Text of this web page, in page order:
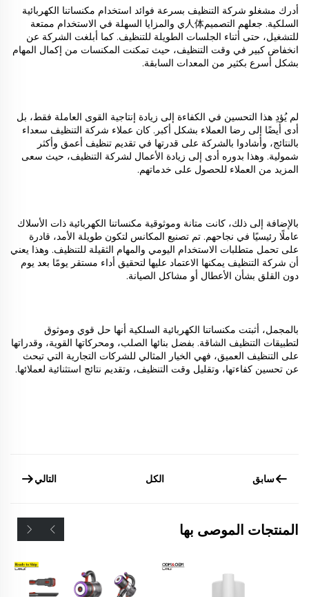
أدرك مشغلو شركة التنظيف بسرعة فوائد استخدام مكنساتنا الكهربائية
السلكية. جعلهم التصميم人体ي والمزايا السهلة في الاستخدام ممتعة
للتشغيل، حتى أثناء الجلسات الطويلة للتنظيف. كما أبلغت الشركة عن
انخفاض كبير في وقت التنظيف، حيث تمكنت المكنسات من إكمال المهام
بشكل أسرع بكثير من المعدات السابقة.
لم يُؤدِ هذا التحسين في الكفاءة إلى زيادة إنتاجية القوى العاملة فقط، بل
أدى أيضًا إلى رضا العملاء بشكل أكبر. كان عملاء شركة التنظيف سعداء
بالنتائج، وأشادوا بالشركة على قدرتها في تقديم تنظيف أعمق وأكثر
شمولية. وهذا بدوره أدى إلى زيادة الأعمال لشركة التنظيف، حيث سعى
المزيد من العملاء للحصول على خدماتهم.
بالإضافة إلى ذلك، كانت متانة وموثوقية مكنساتنا الكهربائية ذات الأسلاك
عاملًا رئيسيًا في نجاحهم. تم تصنيع المكانس لتكون طويلة الأمد، قادرة
على تحمل متطلبات الاستخدام اليومي والمهام الثقيلة للتنظيف. وهذا يعني
أن شركة التنظيف يمكنها الاعتماد عليها لتحقيق أداء مستقر يومًا بعد يوم
دون القلق بشأن الأعطال أو مشاكل الصيانة.
بالمجمل، أثبتت مكنساتنا الكهربائية السلكية أنها حل قوي وموثوق
لتطبيقات التنظيف الشاقة. بفضل بنائها الصلب، ومحركاتها القوية، وقدراتها
على التنظيف العميق، فهي الخيار المثالي للشركات التجارية التي تبحث
عن تحسين كفاءتها، وتقليل وقت التنظيف، وتقديم نتائج استثنائية لعملائها.
سابق الكل التالي
المنتجات الموصى بها